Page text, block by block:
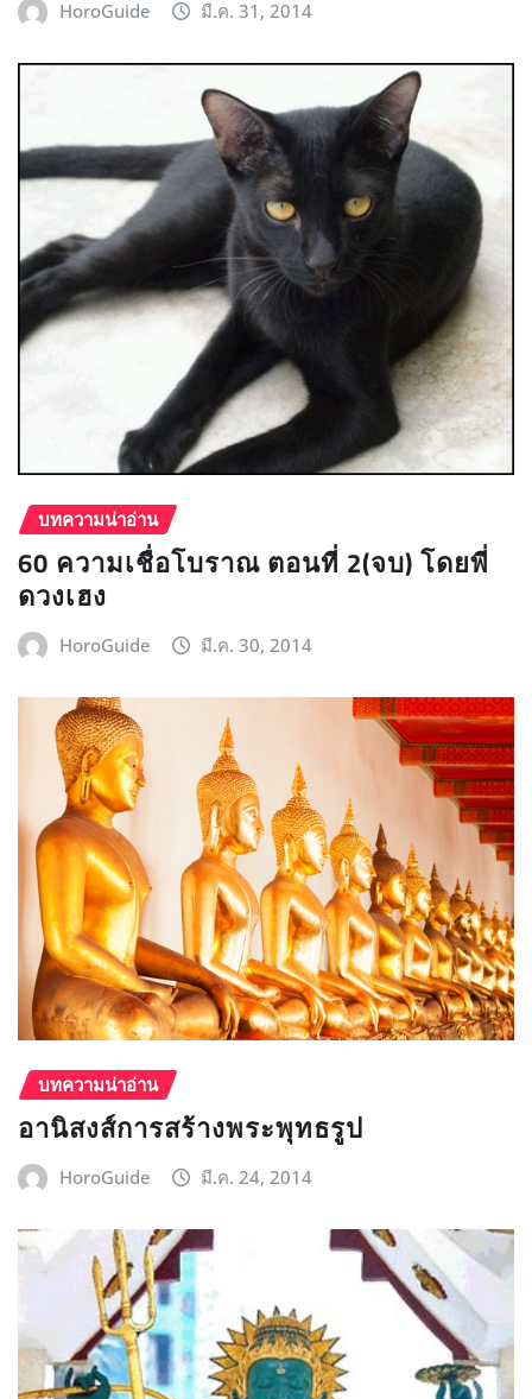
HoroGuide มี.ค. 31, 2014
บทความน่าอ่าน
60 ความเชื่อโบราณ ตอนที่ 2(จบ) โดยพี่
ดวงเฮง
HoroGuide มี.ค. 30, 2014
บทความน่าอ่าน
อานิสงส์การสร้างพระพุทธรูป
HoroGuide มี.ค. 24, 2014